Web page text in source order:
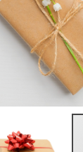
Переезды
Текстиль и обувь
Обечайки промо